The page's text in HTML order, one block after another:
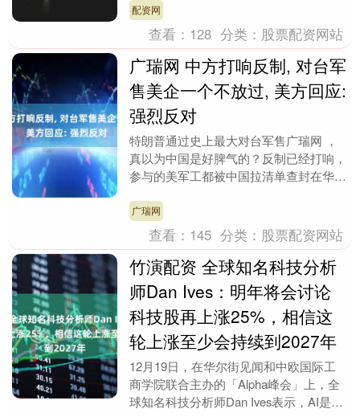
堡、黄焖鸡、炸鸡汉....
配资网
查看： 128 分类： 股票配资网站
广瑞网 中方打响反制, 对台军
售美企一个不放过, 美方回应:
强烈反对
特朗普通过史上最大对台军售广瑞网 ，
真以为中国是好脾气的？反制已经打响，
参与的美军工都被中国拉清单查封在华资
采取了哪些反制手....
广瑞网
查看： 145 分类： 股票配资网站
竹演配资 全球知名科技分析
师Dan Ives：明年将会讨论
科技股再上涨25%，相信这
轮上涨至少会持续到2027年
12月19日，在华尔街见闻和中欧国际工
商学院联合主办的「Alpha峰会」上，全
球知名科技分析师Dan Ives表示，AI是一